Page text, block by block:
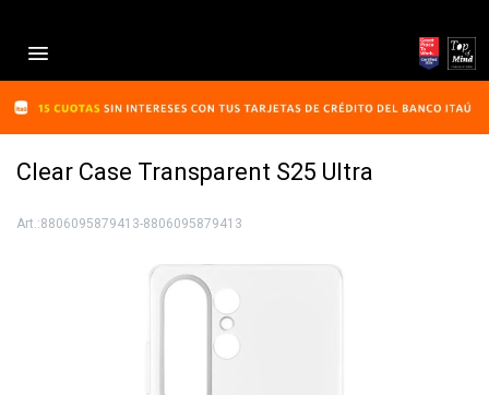

Clear Case Transparent S25 Ultra
8806095879413-8806095879413